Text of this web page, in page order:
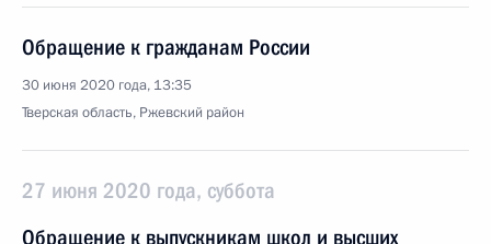
Обращение к гражданам России
30 июня 2020 года, 13:35
Тверская область, Ржевский район
27 июня 2020 года, суббота
Обращение к выпускникам школ и высших